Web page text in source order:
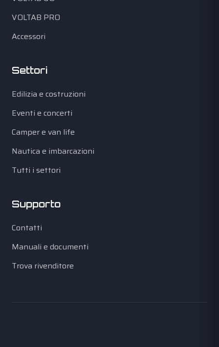
VOLTAB PRO
Accessori
Settori
Edilizia e costruzioni
Eventi e concerti
Camper e van life
Nautica e imbarcazioni
Tutti i settori
Supporto
Contatti
Manuali e documenti
Trova rivenditore